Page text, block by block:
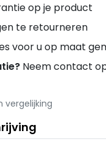
op je product
te retourneren
voor u op maat
Neem contact
vergelijking